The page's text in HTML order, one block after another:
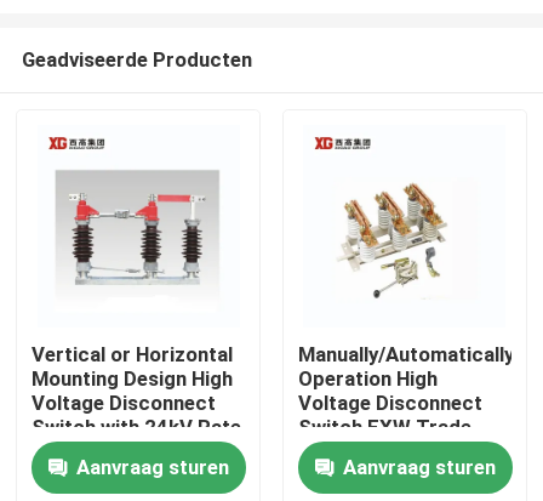
Huis
Geadviseerde Producten
Vertical or Horizontal
Mounting Design High
Voltage Disconnect
Switch with 24kV Rate
Voltage
Aanvraag sturen
Manually/Automatically
Operation High
Voltage Disconnect
Switch EXW Trade
Terms Product
Aanvraag sturen